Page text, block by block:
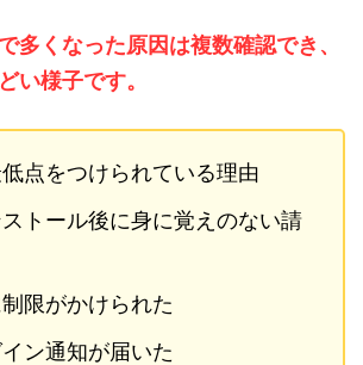
多くなった原因は複数確認でき、
い様子です。
点をつけられている理由
ストール後に身に覚えのない請
限がかけられた
ン通知が届いた